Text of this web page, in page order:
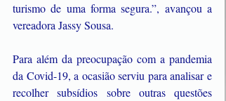
turismo de uma forma segura.”, avançou a
vereadora Jassy Sousa.
Para além da preocupação com a pandemia
da Covid-19, a ocasião serviu para analisar e
recolher subsídios sobre outras questões